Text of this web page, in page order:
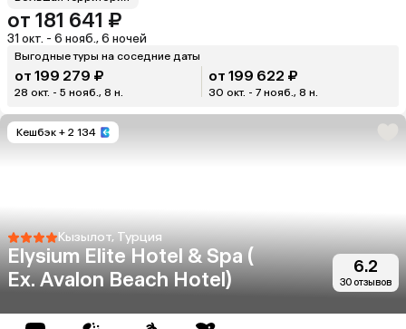
от 181 641 ₽
31 окт. - 6 нояб., 6 ночей
Выгодные туры на соседние даты
от 199 279 ₽
28 окт. - 5 нояб., 8 н.
от 199 622 ₽
30 окт. - 7 нояб., 8 н.
Кешбэк + 2 134
Кызылот, Турция
Elysium Elite Hotel & Spa (
Ex. Avalon Beach Hotel)
6.2
30 отзывов